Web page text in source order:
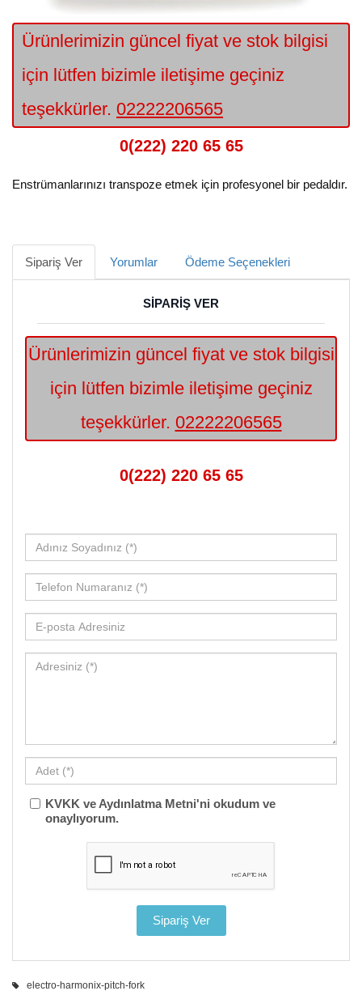
Ürünlerimizin güncel fiyat ve stok bilgisi
için lütfen bizimle iletişime geçiniz
teşekkürler. 02222206565
0(222) 220 65 65
Enstrümanlarınızı transpoze etmek için profesyonel bir pedaldır.
Sipariş Ver Yorumlar Ödeme Seçenekleri
SİPARİŞ VER
Ürünlerimizin güncel fiyat ve stok bilgisi
için lütfen bizimle iletişime geçiniz
teşekkürler. 02222206565
0(222) 220 65 65
KVKK ve Aydınlatma Metni'ni okudum ve
onaylıyorum.
electro-harmonix-pitch-fork